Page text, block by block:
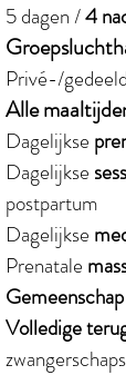
5 dagen /4
Privé-/
Alle
Dagelijkse
Dagelijkse
postpartum
Dagelijkse
Prenatale
Gemeenschap
​Volledige